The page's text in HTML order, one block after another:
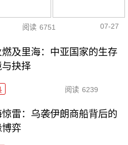
阅读 6751 07-27
燃及里海：中亚国家的生存
与抉择
阅读 6239
惊雷：乌袭伊朗商船背后的
弈